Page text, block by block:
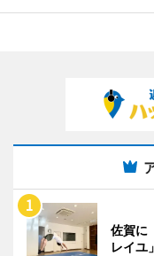
佐賀に
レイユ